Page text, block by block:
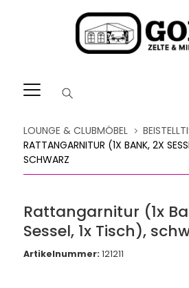
Barrierefreiheitsmenü
direkt
Inhalt
LOUNGE & CLUBMÖBEL
RATTANGARNITUR (1X BANK, 2X
SCHWARZ
Rattangarnitur (1x
Sessel, 1x Tisch),
Artikelnummer: 121211